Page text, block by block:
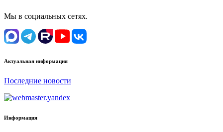
Мы в социальных сетях.
Актуальная информация
Последние новости
Информация